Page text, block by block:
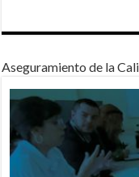
Aseguramiento de la